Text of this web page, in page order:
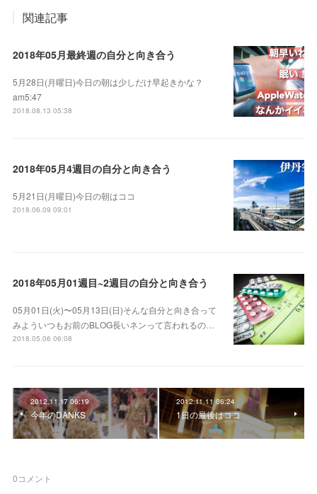
関連記事
2018年05月最終週の自分と向き合う
5月28日(月曜日)今日の朝は少しだけ早起きかな？
am5:47
2018.08.13 05:38
2018年05月4週目の自分と向き合う
5月21日(月曜日)今日の朝はココ
2018.06.09 09:01
2018年05月01週目~2週目の自分と向き合う
05月01日(火)〜05月13日(日)そんな自分と向き合って
みよういつもお前のBLOG長いネンって言われるの…
2018.05.06 06:08
2012.11.17 06:19
今年のDANKS
2012.11.11 06:24
1日の最後はココ
0コメント